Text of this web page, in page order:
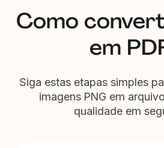
Como
em
Siga estas etapas simples
imagens PNG em
qualidade em